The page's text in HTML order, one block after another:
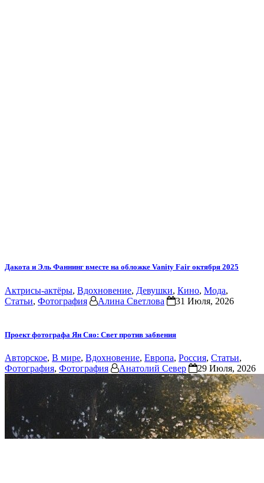
Дакота и Эль Фаннинг вместе на обложке Vanity Fair октября 2025
Актрисы-актёры, Вдохновение, Девушки, Кино, Мода,
Статьи, Фотография Алина Светлова 31 Июля, 2026
Проект фотографа Ян Сяо: Свет против забвения
Авторское, В мире, Вдохновение, Европа, Россия, Статьи,
Фотография, Фотография Анатолий Север 29 Июля, 2026